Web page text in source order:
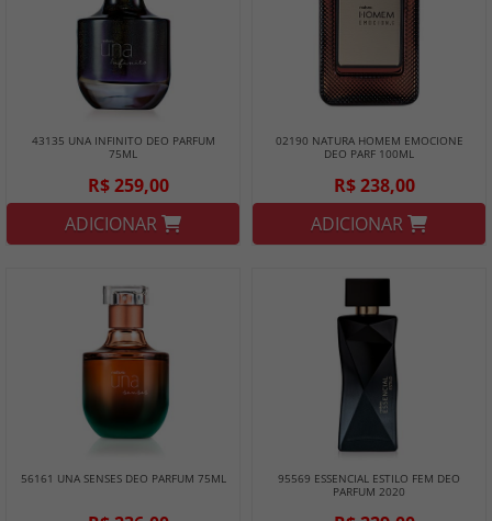
43135 UNA INFINITO DEO PARFUM
75ML
R$ 259,00
ADICIONAR
02190 NATURA HOMEM EMOCIONE
DEO PARF 100ML
R$ 238,00
ADICIONAR
56161 UNA SENSES DEO PARFUM 75ML
95569 ESSENCIAL ESTILO FEM DEO
PARFUM 2020